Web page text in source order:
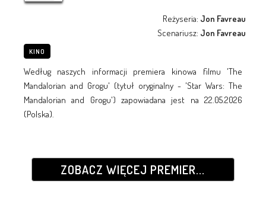
Reżyseria: Jon Favreau
Scenariusz: Jon Favreau
KINO
Według naszych informacji premiera kinowa filmu 'The
Mandalorian and Grogu' (tytuł oryginalny - 'Star Wars: The
Mandalorian and Grogu') zapowiadana jest na 22.05.2026
(Polska).
ZOBACZ WIĘCEJ PREMIER...